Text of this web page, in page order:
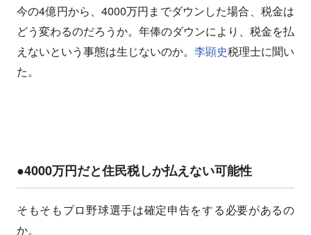
今の4億円から、4000万円までダウンした場合、税金は
どう変わるのだろうか。年俸のダウンにより、税金を払
えないという事態は生じないのか。 李顕史税理士に聞い
た。
●4000万円だと住民税しか払えない可能性
そもそもプロ野球選手は確定申告をする必要があるの
か。